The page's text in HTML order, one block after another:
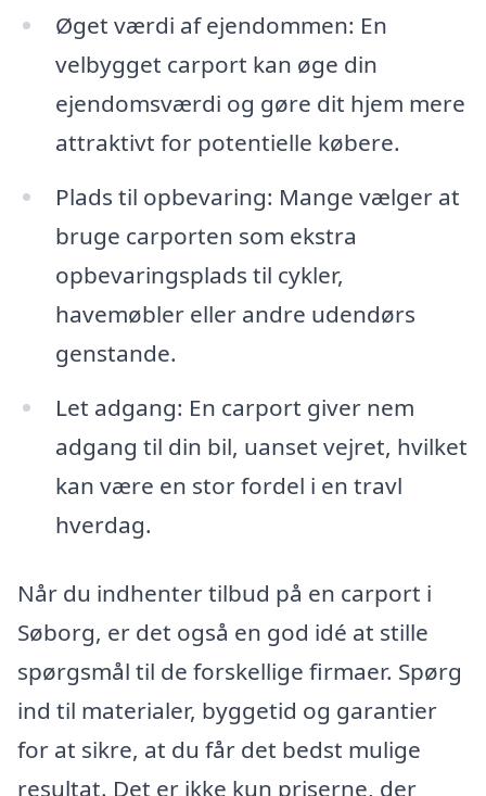
Øget værdi af ejendommen: En
velbygget carport kan øge din
ejendomsværdi og gøre dit hjem mere
attraktivt for potentielle købere.
Plads til opbevaring: Mange vælger at
bruge carporten som ekstra
opbevaringsplads til cykler,
havemøbler eller andre udendørs
genstande.
Let adgang: En carport giver nem
adgang til din bil, uanset vejret, hvilket
kan være en stor fordel i en travl
hverdag.
Når du indhenter tilbud på en carport i
Søborg, er det også en god idé at stille
spørgsmål til de forskellige firmaer. Spørg
ind til materialer, byggetid og garantier
for at sikre, at du får det bedst mulige
resultat. Det er ikke kun priserne, der